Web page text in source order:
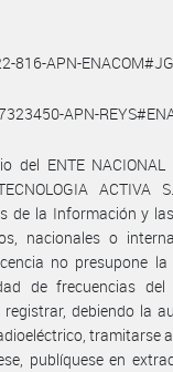
816-APN-
APN-
del ENTE
de la Información y
nacionales o
no presupone la
de frecuencias
registrar, debiendo la
tramitarse
publíquese en